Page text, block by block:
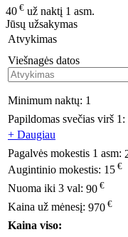
40 € už naktį 1 asm.
Jūsų užsakymas
Atvykimas
Viešnagės datos
Minimum naktų: 1
Papildomas svečias virš 1:
+ Daugiau
Pagalvės mokestis 1 asm:
Augintinio mokestis: 15 €
Nuoma iki 3 val: 90 €
Kaina už mėnesį: 970 €
Kaina viso: